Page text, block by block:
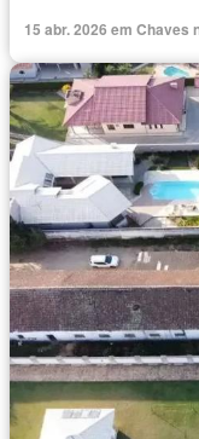
15 abr. 2026 em Chaves